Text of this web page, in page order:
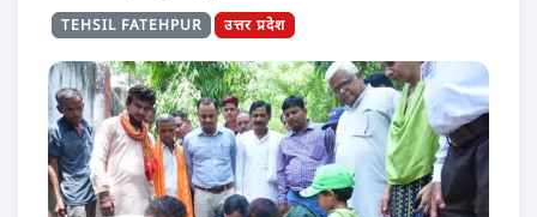
TEHSIL FATEHPUR उत्तर प्रदेश